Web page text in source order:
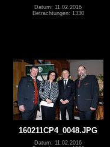
Datum: 11.02.2016
Betrachtungen: 1330
160211CP4_0048.JPG
Datum: 11.02.2016